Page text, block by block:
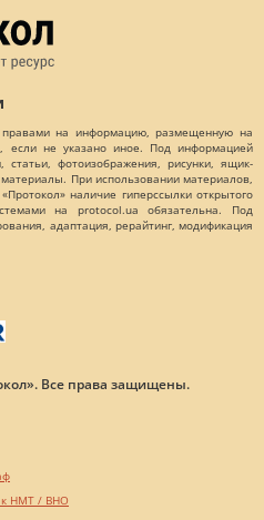
правами на информацию, размещенную на
если не указано иное. Под информацией
статьи, фотоизображения, рисунки, ящик-
При использовании материалов,
наличие гиперссылки открытого
на protocol.ua обязательна. Под
адаптация, рерайтинг, модификация
Все права защищены.
к НМТ / ВНО